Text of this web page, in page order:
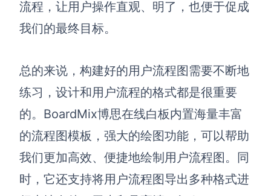
流程，让用户操作直观、明了，也便于促成
我们的最终目标。
总的来说，构建好的用户流程图需要不断地
练习，设计和用户流程的格式都是很重要
的。BoardMix博思在线白板内置海量丰富
的流程图模板，强大的绘图功能，可以帮助
我们更加高效、便捷地绘制用户流程图。同
时，它还支持将用户流程图导出多种格式进